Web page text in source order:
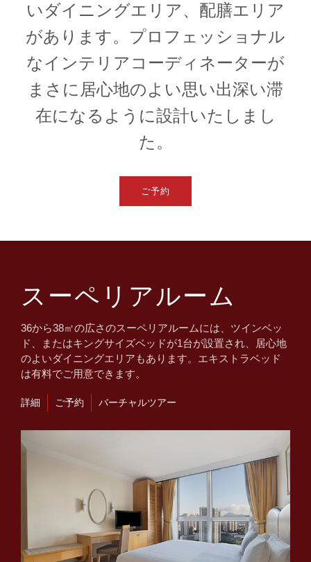
いダイニングエリア、配膳エリア
があります。プロフェッショナル
なインテリアコーディネーターが
まさに居心地のよい思い出深い滞
在になるように設計いたしまし
た。
ご予約
スーペリアルーム
36から38㎡の広さのスーペリアルームには、ツインベッ
ド、またはキングサイズベッドが1台が設置され、居心地
のよいダイニングエリアもあります。エキストラベッド
は有料でご用意できます。
詳細 ご予約 バーチャルツアー